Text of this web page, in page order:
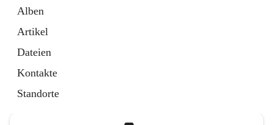
Alben
Artikel
Dateien
Kontakte
Standorte